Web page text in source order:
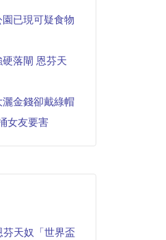
已現可疑食物
落閘 恩芬天
金錢卻戴綠帽
女友要害
天奴「世界盃